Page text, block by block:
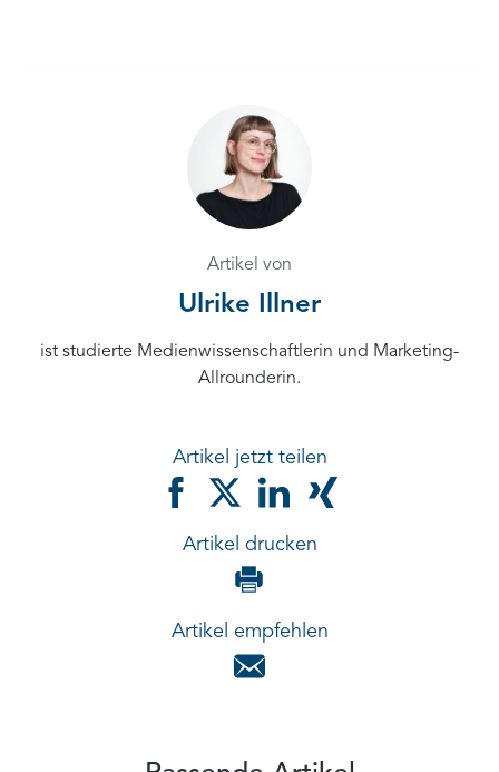
Artikel von
Ulrike Illner
ist studierte Medienwissenschaftlerin und Marketing-
Allrounderin.
Artikel jetzt teilen
Artikel drucken
Artikel empfehlen